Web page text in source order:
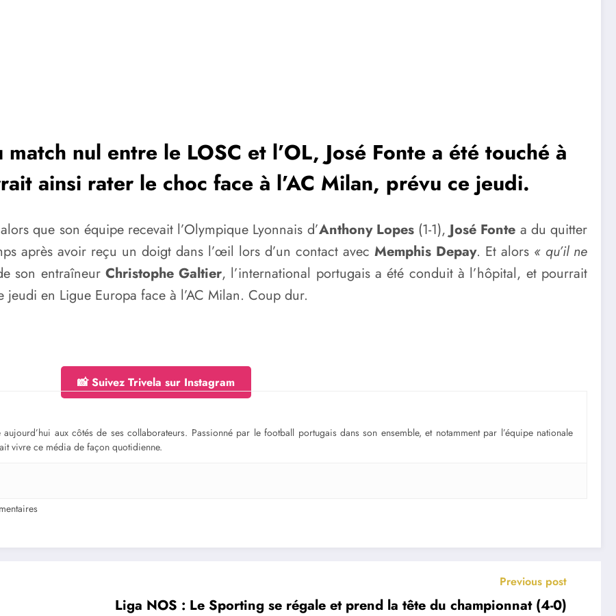
nul entre le LOSC et l’OL, José Fonte a été touché à
ainsi rater le choc face à l’AC Milan, prévu ce jeudi.
que son équipe recevait l’Olympique Lyonnais d’Anthony Lopes(1-1),José Fonte a du quitter
après avoir reçu un doigt dans l’œil lors d’un contact avec Memphis Depay. Et alors « qu’il ne
son entraîneur Christophe Galtier, l’international portugais a été conduit à l’hôpital, et pourrait
en Ligue Europa face à l’AC Milan. Coup dur.
📸 Suivez Trivela sur Instagram
aux côtés de ses collaborateurs. Passionné par le football portugais dans son ensemble, et notamment par l’équipe nationale
vivre ce média de façon quotidienne.
Previous post
Liga NOS : Le Sporting se régale et prend la tête du championnat (4-0)